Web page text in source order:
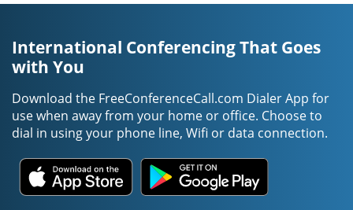
International Conferencing That Goes
with You
Download the FreeConferenceCall.com Dialer App for
use when away from your home or office. Choose to
dial in using your phone line, Wifi or data connection.